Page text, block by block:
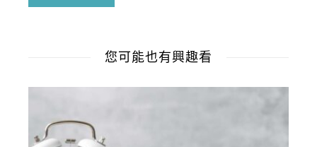
您可能也有興趣看